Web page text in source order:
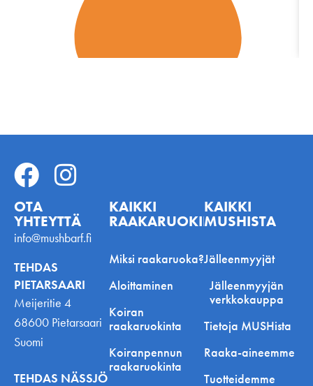
OTA
YHTEYTTÄ
info@mushbarf.fi
TEHDAS
PIETARSAARI
Meijeritie 4
68600 Pietarsaari
Suomi
TEHDAS NÄSSJÖ
KAIKKI
RAAKARUOKINNASTA
Miksi raakaruoka?
Aloittaminen
Koiran
raakaruokinta
Koiranpennun
raakaruokinta
KAIKKI
MUSHISTA
Jälleenmyyjät
Jälleenmyyjän
verkkokauppa
Tietoja MUSHista
Raaka-aineemme
Tuotteidemme